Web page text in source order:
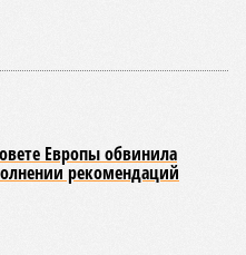
Европы обвинила
рекомендаций